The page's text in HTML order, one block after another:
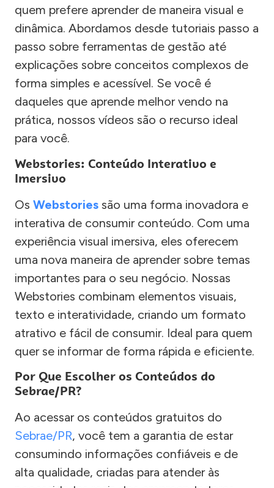
quem prefere aprender de maneira visual e
dinâmica. Abordamos desde tutoriais passo a
passo sobre ferramentas de gestão até
explicações sobre conceitos complexos de
forma simples e acessível. Se você é
daqueles que aprende melhor vendo na
prática, nossos vídeos são o recurso ideal
para você.
Webstories: Conteúdo Interativo e
Imersivo
Os Webstories são uma forma inovadora e
interativa de consumir conteúdo. Com uma
experiência visual imersiva, eles oferecem
uma nova maneira de aprender sobre temas
importantes para o seu negócio. Nossas
Webstories combinam elementos visuais,
texto e interatividade, criando um formato
atrativo e fácil de consumir. Ideal para quem
quer se informar de forma rápida e eficiente.
Por Que Escolher os Conteúdos do
Sebrae/PR?
Ao acessar os conteúdos gratuitos do
Sebrae/PR, você tem a garantia de estar
consumindo informações confiáveis e de
alta qualidade, criadas para atender às